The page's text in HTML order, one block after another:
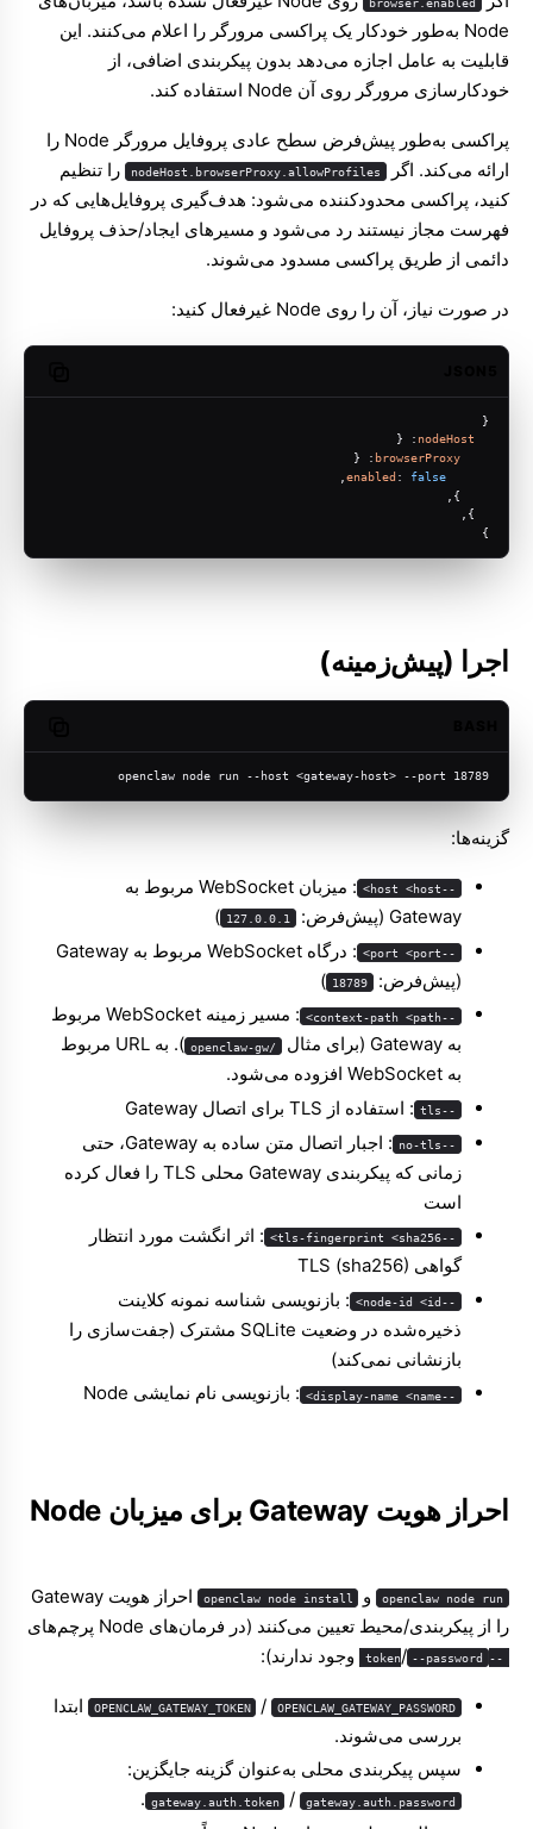
Node به‌طور خودکار یک پراکسی مرورگر را اعلام می‌کنند. این
قابلیت به عامل اجازه می‌دهد بدون پیکربندی اضافی، از
خودکارسازی مرورگر روی آن Node استفاده کند.
پراکسی به‌طور پیش‌فرض سطح عادی پروفایل مرورگر Node را
ارائه می‌کند. اگر
nodeHost.browserProxy.allowProfiles را تنظیم
کنید، پراکسی محدودکننده می‌شود: هدف‌گیری پروفایل‌هایی که در
فهرست مجاز نیستند رد می‌شود و مسیرهای ایجاد/حذف پروفایل
دائمی از طریق پراکسی مسدود می‌شوند.
در صورت نیاز، آن را روی Node غیرفعال کنید:
{
nodeHost
: {
browserProxy
: {
enabled : false
}
اجرا (پیش‌زمینه)
openclaw node run --host <gateway-host> --port 18789
گزینه‌ها:
--host <host>
: میزبان WebSocket مربوط به
Gateway (پیش‌فرض:
127.0.0.1
)
--port <port>
: درگاه WebSocket مربوط به Gateway
(پیش‌فرض:
18789
)
--context-path <path>
: مسیر زمینه WebSocket مربوط
به Gateway (برای مثال
/openclaw-gw
). به URL مربوط
به WebSocket افزوده می‌شود.
--tls : استفاده از TLS برای اتصال Gateway
--no-tls
: اجبار اتصال متن ساده به Gateway، حتی
زمانی که پیکربندی Gateway محلی TLS را فعال کرده
است
--tls-fingerprint <sha256>
: اثر انگشت مورد انتظار
گواهی TLS (sha256)
--node-id <id>
: بازنویسی شناسه نمونه کلاینت
ذخیره‌شده در وضعیت SQLite مشترک (جفت‌سازی را
بازنشانی نمی‌کند)
--display-name <name> : بازنویسی نام نمایشی Node
احراز هویت Gateway برای میزبان Node
openclaw node run و openclaw node install
احراز هویت Gateway
را از پیکربندی/محیط تعیین می‌کنند (در فرمان‌های Node پرچم‌های
--token
/ --password وجود ندارند):
OPENCLAW_GATEWAY_TOKEN / OPENCLAW_GATEWAY_PASSWORD
ابتدا
بررسی می‌شوند.
سپس پیکربندی محلی به‌عنوان گزینه جایگزین:
gateway.auth.token / gateway.auth.password
.